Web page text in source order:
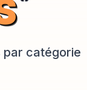
par catégorie